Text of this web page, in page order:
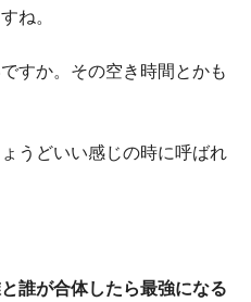
ね。
すか。その空き時間とかも
うどいい感じの時に呼ばれ
誰が合体したら最強になる